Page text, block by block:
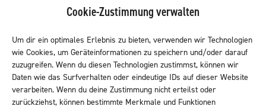
Cookie-Zustimmung verwalten
Um dir ein optimales Erlebnis zu bieten, verwenden wir Technologien
wie Cookies, um Geräteinformationen zu speichern und/oder darauf
zuzugreifen. Wenn du diesen Technologien zustimmst, können wir
Daten wie das Surfverhalten oder eindeutige IDs auf dieser Website
verarbeiten. Wenn du deine Zustimmung nicht erteilst oder
zurückziehst, können bestimmte Merkmale und Funktionen
Sortiment Kantine & Gastro
NEULAND finden